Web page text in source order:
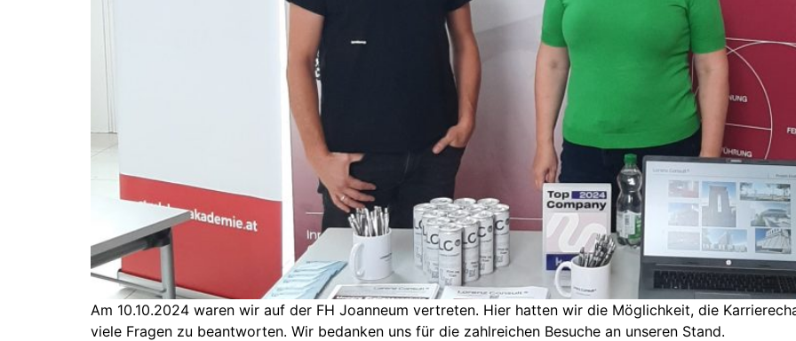
Am 10.10.2024 waren wir auf der FH Joanneum vertreten. Hier hatten wir die Möglichkeit, die
viele Fragen zu beantworten. Wir bedanken uns für die zahlreichen Besuche an unseren Stand.